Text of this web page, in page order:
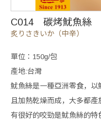
C014 碳烤魷魚絲
炙りさきいか（中辛）
單位：150g/包
產地:台灣
魷魚絲是一種亞洲零食，
且加熱乾燥而成，大多都產
有很好的咬勁是魷魚絲的特